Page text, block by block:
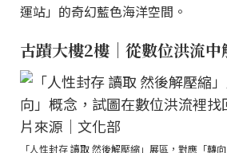
運站」的奇幻藍色海洋空間。
古蹟大樓2樓｜從數位洪流中
「人性封存 讀取 然後解壓縮」展區，對應「轉